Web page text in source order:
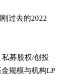
过去的2022
募股权/创投
规模与机构LP